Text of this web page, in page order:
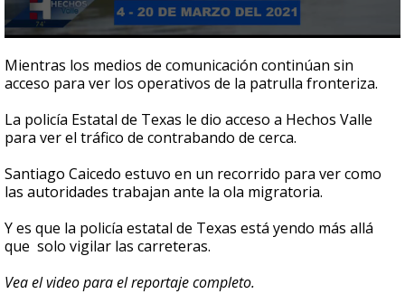
seconds
of
2
16
seconds
Mientras los medios de comunicación continúan sin
acceso para ver los operativos de la patrulla fronteriza.
La policía Estatal de Texas le dio acceso a Hechos Valle
para ver el tráfico de contrabando de cerca.
Santiago Caicedo estuvo en un recorrido para ver como
las autoridades trabajan ante la ola migratoria.
Y es que la policía estatal de Texas está yendo más allá
que solo vigilar las carreteras.
Vea el video para el reportaje completo.